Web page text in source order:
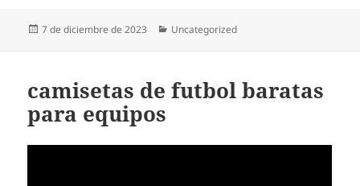
Publicado
7 de diciembre de 2023 Categorías
Uncategorized
camisetas de futbol baratas
para equipos